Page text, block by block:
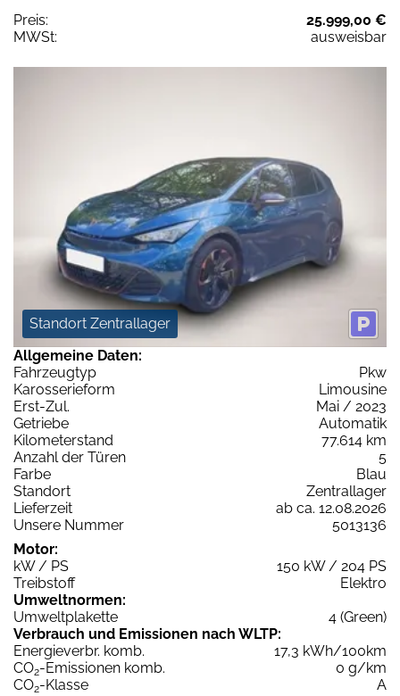
Preis:
25.999,00 €
MWSt:
ausweisbar
Standort Zentrallager
Allgemeine Daten:
Fahrzeugtyp
Pkw
Karosserieform
Limousine
Erst-Zul.
Mai / 2023
Getriebe
Automatik
Kilometerstand
77.614 km
Anzahl der Türen
5
Farbe
Blau
Standort
Zentrallager
Lieferzeit
ab ca. 12.08.2026
Unsere Nummer
5013136
Motor:
kW / PS
150 kW / 204 PS
Treibstoff
Elektro
Umweltnormen:
Umweltplakette
4 (Green)
Verbrauch und Emissionen nach WLTP:
Energieverbr. komb.
17,3 kWh/100km
CO2-Emissionen komb.
0 g/km
CO2-Klasse
A